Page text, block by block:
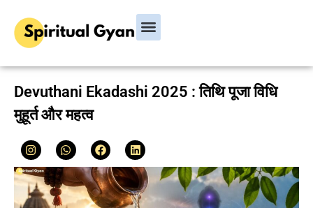
Devuthani Ekadashi 2025 : तिथि पूजा विधि
मुहूर्त और महत्व